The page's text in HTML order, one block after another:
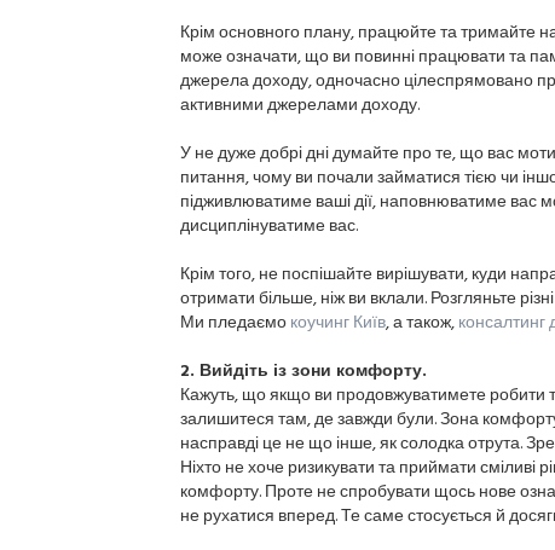
Крім основного плану, працюйте та тримайте
може означати, що ви повинні працювати та
джерела доходу, одночасно цілеспрямовано
активними джерелами доходу.
У не дуже добрі дні думайте про те, що вас
питання, чому ви почали займатися тією чи
підживлюватиме ваші дії, наповнюватиме вас
дисциплінуватиме вас.
Крім того, не поспішайте вирішувати, куди
отримати більше, ніж ви вклали. Розгляньте
Ми пледаємокоучинг Київ, а також,консалтинг
2. Вийдіть із зони комфорту.
Кажуть, що якщо ви продовжуватимете робити
залишитеся там, де завжди були. Зона
насправді це не що інше, як солодка отрута.
Ніхто не хоче ризикувати та приймати сміливі
комфорту. Проте не спробувати щось нове
не рухатися вперед. Те саме стосується й